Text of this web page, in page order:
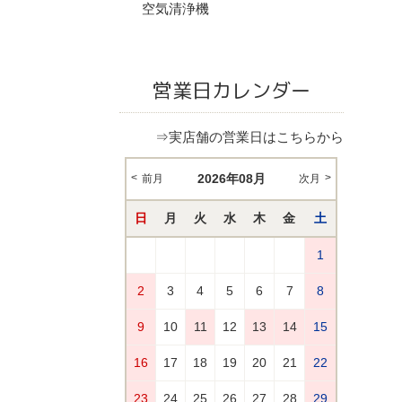
空気清浄機
営業日カレンダー
⇒実店舗の営業日はこちらから